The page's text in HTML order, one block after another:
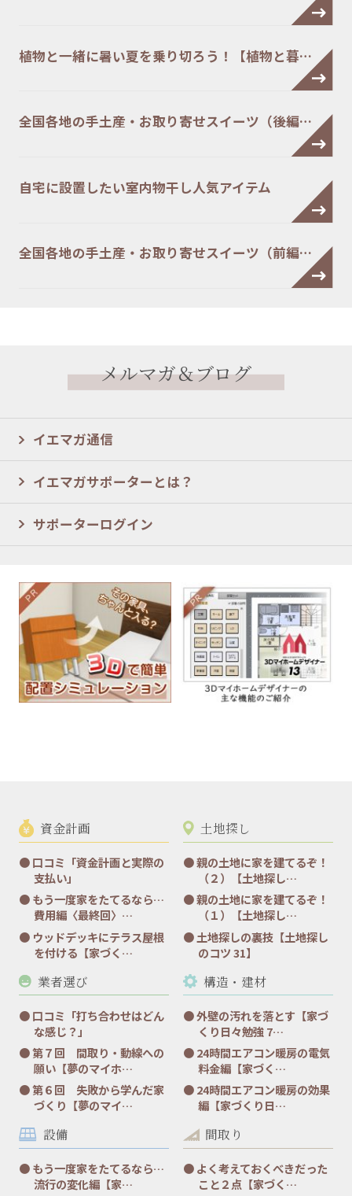
植物と一緒に暑い夏を乗り切ろう！【植物と暮…
全国各地の手土産・お取り寄せスイーツ（後編…
自宅に設置したい室内物干し人気アイテム
全国各地の手土産・お取り寄せスイーツ（前編…
メルマガ＆ブログ
イエマガ通信
イエマガサポーターとは？
サポーターログイン
資金計画
口コミ「資金計画と実際の
支払い」
もう一度家をたてるなら…
費用編〈最終回〉…
ウッドデッキにテラス屋根
を付ける【家づく…
土地探し
親の土地に家を建てるぞ！
（２）【土地探し…
親の土地に家を建てるぞ！
（１）【土地探し…
土地探しの裏技【土地探し
のコツ 31】
業者選び
口コミ「打ち合わせはどん
な感じ？」
第７回 間取り・動線への
願い【夢のマイホ…
第６回 失敗から学んだ家
づくり【夢のマイ…
構造・建材
外壁の汚れを落とす【家づ
くり日々勉強 7…
24時間エアコン暖房の電気
料金編【家づく…
24時間エアコン暖房の効果
編【家づくり日…
設備
もう一度家をたてるなら…
流行の変化編【家…
間取り
よく考えておくべきだった
こと２点【家づく…